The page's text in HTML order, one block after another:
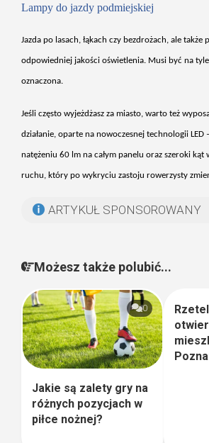
Lampy do jazdy podmiejskiej
Jazda po lasach, łąkach czy bezdrożach, ale
odpowiedniej jakości oświetlenia. Musi być na
oznaczona.
Jeśli często wyjeżdżasz za miasto, warto też
działanie, oparte na nowoczesnej technologii LED
natężeniu 60 lm na całym panelu oraz szeroki
ruchu, który po wykryciu zastoju rowerzysty
ARTYKUŁ SPONSOROWANY
Możesz także polubić...
0
Jakie są zalety gry na
różnych pozycjach w
piłce nożnej?